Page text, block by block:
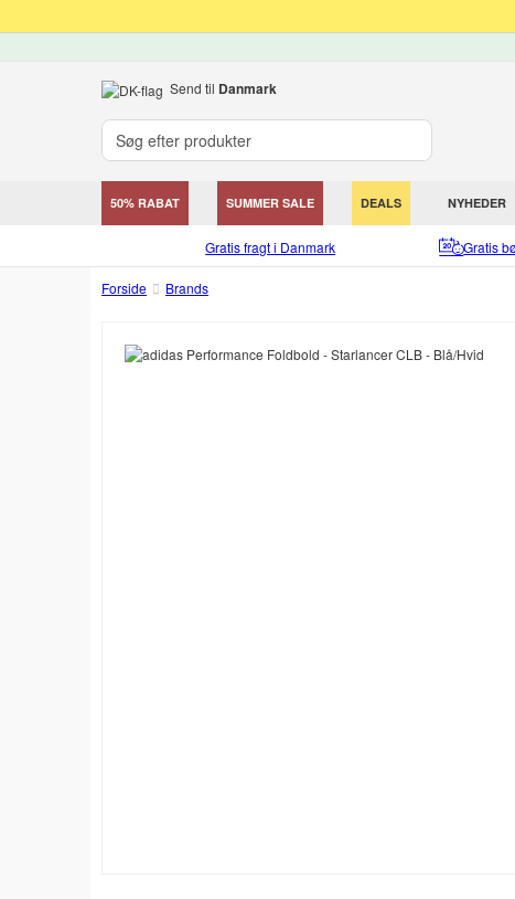
Send til Danmark
50% RABAT SUMMER SALE DEALS NYHEDER
Gratis fragt i Danmark Gratis
Forside Brands